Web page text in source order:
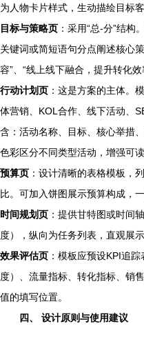
为人物卡片样式，生动描绘目标客
目标与策略页 ：采用“总-分”结构
关键词或简短语句分点阐述核心
容”、“线上线下融合，提升转化效
行动计划页 ：这是方案的主体。
体营销、KOL合作、线下活动、
含：活动名称、目标、核心举措
色彩区分不同类型活动，增强可读
预算页 ：设计清晰的表格模板，
比。可加入饼图展示预算构成，一
时间规划页 ：提供甘特图或时间
度），纵向为任务列表，直观展
效果评估页 ：模板应预设KPI追
度）、流量指标、转化指标、销
值的填写位置。
四、 设计原则与使用建议